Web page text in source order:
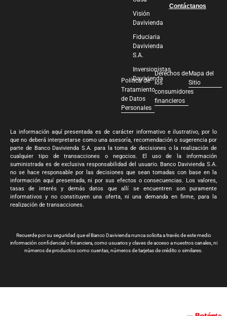
Visión
Davivienda
Fiduciaria
Davivienda
S.A.
Inversionistas
Davivienda
Contáctanos
Política de
Tratamiento
de Datos
Personales
Derechos de
los
consumidores
financieros
Mapa del
Sitio
La información aquí presentada es de carácter informativo e ilustrativo, por lo
que no deberá interpretarse como una asesoría, recomendación o sugerencia por
parte de Banco Davivienda S.A. para la toma de decisiones o la realización de
cualquier tipo de transacciones o negocios. El uso de la información
suministrada es de exclusiva responsabilidad del usuario. Banco Davivienda S.A.
no se hace responsable por las decisiones que sean tomadas con base en la
información aquí presentada, ni por sus efectos o consecuencias. Los valores,
tasas de interés y demás datos que allí se encuentren son puramente
informativos y no constituyen una oferta, ni una demanda en firme, para la
realización de transacciones.
Recuerde por su seguridad que el Banco Davivienda nunca solicita a través de este medio
información confidencial o financiera, como usuarios y claves de acceso a nuestros canales, ni
números de productos como cuentas, números de tarjetas de crédito o similares.